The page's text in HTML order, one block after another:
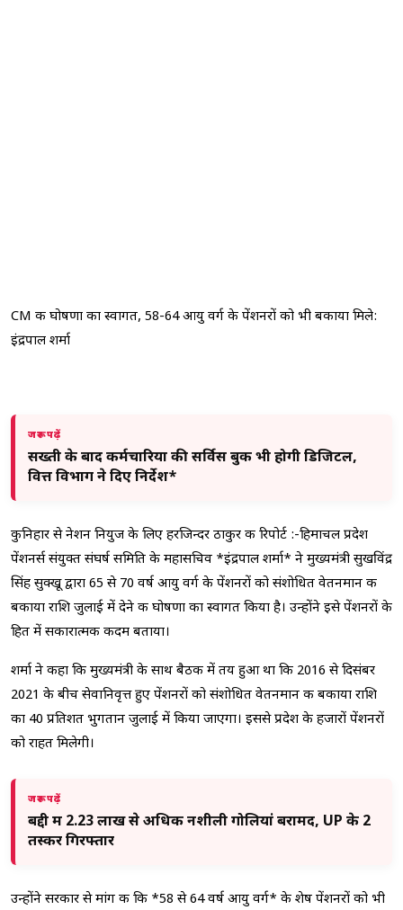
CM की घोषणा का स्वागत, 58-64 आयु वर्ग के पेंशनरों को भी बकाया मिले:
इंद्रपाल शर्मा
जरूर पढ़ें
सख्ती के बाद कर्मचारियों की सर्विस बुक भी होगी डिजिटल,
वित्त विभाग ने दिए निर्देश*
कुनिहार से नेशन नियुज के लिए हरजिन्दर ठाकुर की रिपोर्ट :-हिमाचल प्रदेश
पेंशनर्स संयुक्त संघर्ष समिति के महासचिव *इंद्रपाल शर्मा* ने मुख्यमंत्री सुखविंद्र
सिंह सुक्खू द्वारा 65 से 70 वर्ष आयु वर्ग के पेंशनरों को संशोधित वेतनमान की
बकाया राशि जुलाई में देने की घोषणा का स्वागत किया है। उन्होंने इसे पेंशनरों के
हित में सकारात्मक कदम बताया।
शर्मा ने कहा कि मुख्यमंत्री के साथ बैठक में तय हुआ था कि 2016 से दिसंबर
2021 के बीच सेवानिवृत्त हुए पेंशनरों को संशोधित वेतनमान की बकाया राशि
का 40 प्रतिशत भुगतान जुलाई में किया जाएगा। इससे प्रदेश के हजारों पेंशनरों
को राहत मिलेगी।
जरूर पढ़ें
बद्दी में 2.23 लाख से अधिक नशीली गोलियां बरामद, UP के 2
तस्कर गिरफ्तार
उन्होंने सरकार से मांग की कि *58 से 64 वर्ष आयु वर्ग* के शेष पेंशनरों को भी